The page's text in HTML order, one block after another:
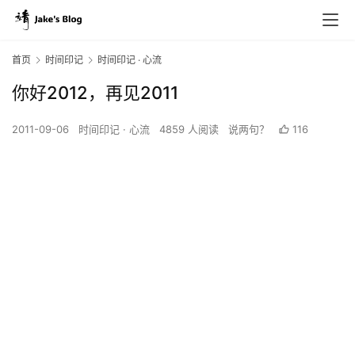
首页 时间印记 时间印记 · 心流
你好2012，再见2011
2011-09-06 时间印记 · 心流 4859 人阅读 说两句？ 116